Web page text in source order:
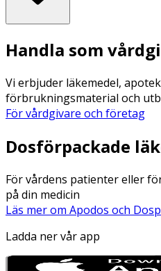
Handla som
Vi erbjuder läkemedel,
förbrukningsmaterial och
För vårdgivare och företag
Dosförpackade
För vårdens patienter eller
på din medicin
Läs mer om Apodos och
Ladda ner vår app